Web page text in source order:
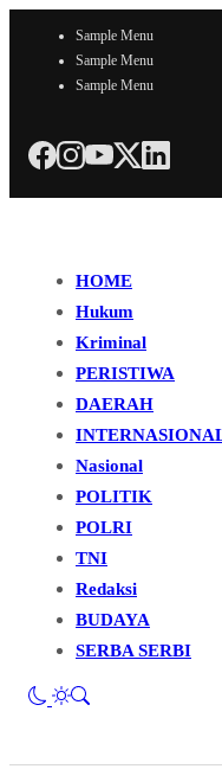
Sample Menu
Sample Menu
Sample Menu
HOME
Hukum
Kriminal
PERISTIWA
DAERAH
Nasional
POLITIK
POLRI
TNI
Redaksi
BUDAYA
SERBA SERBI